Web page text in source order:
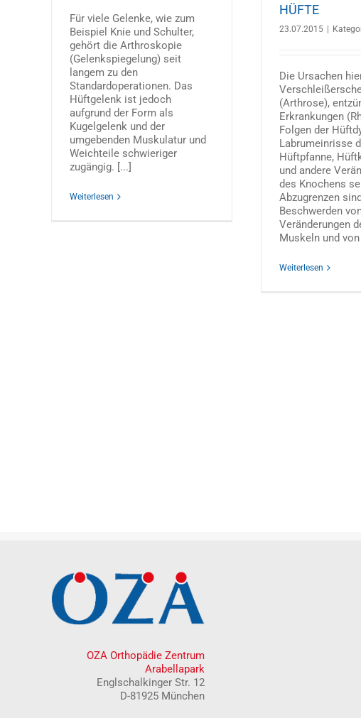
Für viele Gelenke, wie zum
Beispiel Knie und Schulter,
gehört die Arthroskopie
(Gelenkspiegelung) seit
langem zu den
Standardoperationen. Das
Hüftgelenk ist jedoch
aufgrund der Form als
Kugelgelenk und der
umgebenden Muskulatur und
Weichteile schwieriger
zugängig. [...]
Weiterlesen
HÜFTE
23.07.2015
Die Ursachen
(Arthrose),
Erkrankungen
Folgen der
Labrumeinrisse
Hüftpfanne,
und andere
des Knochens
Abzugrenzen
Beschwerden
Veränderungen
Muskeln und von
Weiterlesen
OZA Orthopädie Zentrum
Arabellapark
Englschalkinger Str. 12
D-81925 München